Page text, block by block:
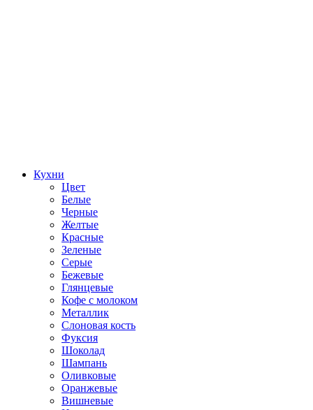
Кухни
Цвет
Белые
Черные
Желтые
Красные
Зеленые
Серые
Бежевые
Глянцевые
Кофе с молоком
Металлик
Слоновая кость
Фуксия
Шоколад
Шампань
Оливковые
Оранжевые
Вишневые